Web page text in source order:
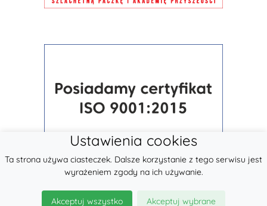
Ustawienia cookies
Ta strona używa ciasteczek. Dalsze korzystanie z tego serwisu jest
wyrażeniem zgody na ich używanie.
Akceptuj wszystko Akceptuj wybrane